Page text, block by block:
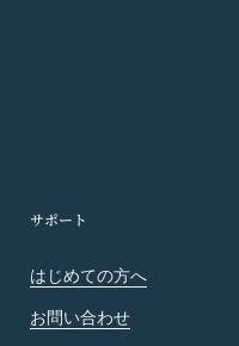
サポート
はじめての方へ
お問い合わせ
侵害する行為を行わ
目的の如何を問わ
他掲載内容の全部ま
用（複製、改変、
題が生じた場合、自
たは不利益等を与え
第10条（会員が提供
等）